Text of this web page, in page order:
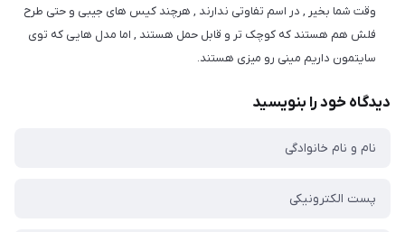
وقت شما بخیر , در اسم تفاوتی ندارند , هرچند کیس های جیبی و حتی طرح
فلش هم هستند که کوچک تر و قابل حمل هستند , اما مدل هایی که توی
سایتمون داریم مینی رو میزی هستند.
دیدگاه خود را بنویسید